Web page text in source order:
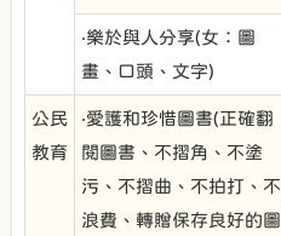
‧樂於與人分享(女：圖
畫、口頭、文字)
公民
教育
‧愛護和珍惜圖書(正確翻
閱圖書、不摺角、不塗
污、不摺曲、不拍打、不
浪費、轉贈保存良好的圖